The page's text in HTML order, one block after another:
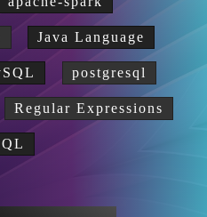
Java Language
postgresql
Regular Expressions